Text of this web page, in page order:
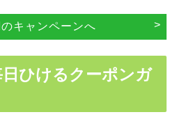
キャンペーンへ
ひけるクーポンガ